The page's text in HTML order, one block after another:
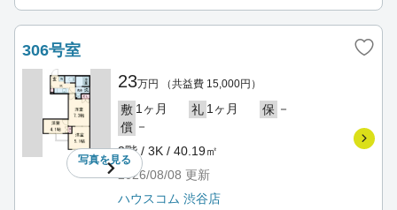
306号室
写真を見る
23万円 （共益費 15,000円）
敷 1ヶ月 礼 1ヶ月 保 －
償 －
3階 / 3K / 40.19㎡
2026/08/08 更新
ハウスコム 渋谷店